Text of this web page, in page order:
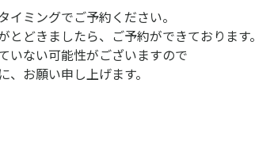
ミングでご予約ください。
どきましたら、ご予約ができております。
いない可能性がございますので
お願い申し上げます。